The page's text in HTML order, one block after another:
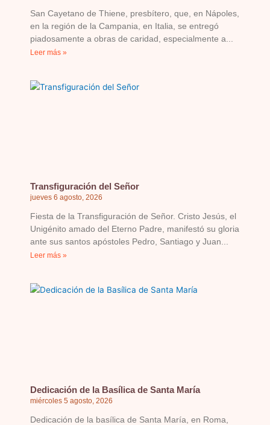
San Cayetano de Thiene, presbítero, que, en Nápoles,
en la región de la Campania, en Italia, se entregó
piadosamente a obras de caridad, especialmente a
Leer más »
Transfiguración del Señor
jueves 6 agosto, 2026
Fiesta de la Transfiguración de Señor. Cristo Jesús, el
Unigénito amado del Eterno Padre, manifestó su gloria
ante sus santos apóstoles Pedro, Santiago y Juan
Leer más »
Dedicación de la Basílica de Santa María
miércoles 5 agosto, 2026
Dedicación de la basílica de Santa María, en Roma,